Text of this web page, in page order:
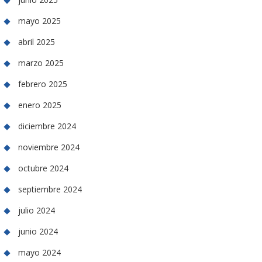
mayo 2025
abril 2025
marzo 2025
febrero 2025
enero 2025
diciembre 2024
noviembre 2024
octubre 2024
septiembre 2024
julio 2024
junio 2024
mayo 2024